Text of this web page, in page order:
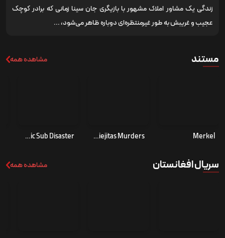
زندگی یک مشاور املاک مشهور با بازیگری جان سینا زمانی که برادر کوچک
عجیب و غریبش به طور غیرمنتظره‌ای دوباره ظاهر می‌شود، ...
مستند مشاهده همه
Merkel
The Lady of Silence: The Mataviejitas Murders
Implosion: The Titanic Sub Disaster
سریال افغانستان مشاهده همه